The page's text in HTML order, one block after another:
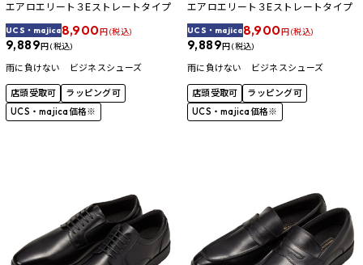
エアロエリート３Eストレートタイプ
UCS・majica8,900円 (税込)
9,889円 (税込)
雨に負けない ビジネスシューズ
店頭受取可
ラッピング可
UCS・majica価格※
エアロエリート３Eストレートタイプ
UCS・majica8,900円 (税込)
9,889円 (税込)
雨に負けない ビジネスシューズ
店頭受取可
ラッピング可
UCS・majica価格※